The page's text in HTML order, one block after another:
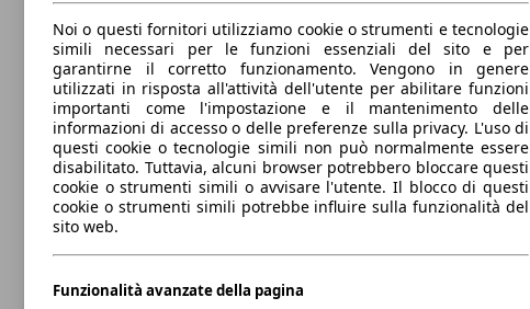
Noi o questi fornitori utilizziamo cookie o strumenti e tecnologie
simili necessari per le funzioni essenziali del sito e per
garantirne il corretto funzionamento. Vengono in genere
utilizzati in risposta all'attività dell'utente per abilitare funzioni
importanti come l'impostazione e il mantenimento delle
informazioni di accesso o delle preferenze sulla privacy. L'uso di
questi cookie o tecnologie simili non può normalmente essere
disabilitato. Tuttavia, alcuni browser potrebbero bloccare questi
cookie o strumenti simili o avvisare l'utente. Il blocco di questi
cookie o strumenti simili potrebbe influire sulla funzionalità del
sito web.
Funzionalità avanzate della pagina